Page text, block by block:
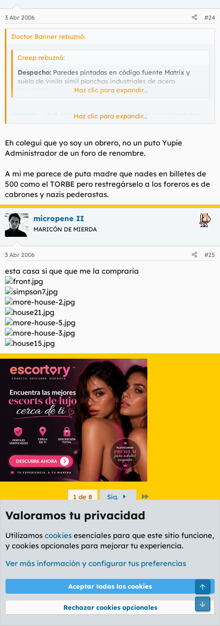
3 Abr 2006 #24
Doctor Banner rebuznó:
Creep rebuznó:
Despacho: Paredes pintadas en código fuente Matrix y
suelo de vinilo simil planchas industriales de acero
Haz clic para expandir...
pintadas..., qué cutre!. Yo en mi despacho de casa tengo ese
mismo código de matrix por decoración, pero en pantallas LCD
Haz clic para expandir...
Eh colegui que yo soy un obrero, no un puto Yupie
Administrador de un foro de renombre.
A mi me parece de puta madre que nades en billetes de
500 como el TORBE pero restregárselo a los foreros es de
cabrones y nazis pederastas.
micropene II
MARICÓN DE MIERDA
3 Abr 2006 #25
esta casa si que que me la compraria
1 de 8 Sig.
Debes iniciar sesión o registrarte para responder aquí.
Temas similares
NEW YORK FREAK: El hilazo.
Masunos 101 23 Sep 2009
V
Mostrando al Freak de Freaks (Más quisiera
Sammy)
Valoramos tu privacidad
Utilizamos cookies esenciales para que este sitio funcione,
y cookies opcionales para mejorar tu experiencia.
Ver más información y configurar tus preferencias
Aceptar todas las cookies
Rechazar cookies opcionales
Pie